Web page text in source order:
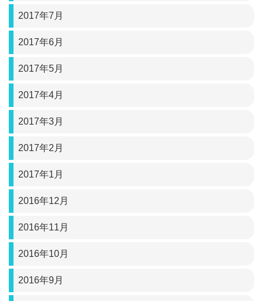
2017年7月
2017年6月
2017年5月
2017年4月
2017年3月
2017年2月
2017年1月
2016年12月
2016年11月
2016年10月
2016年9月